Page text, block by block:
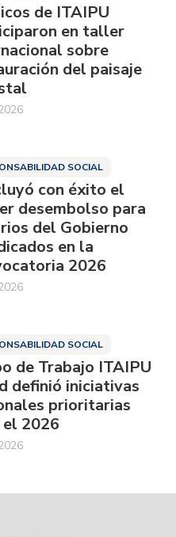
de ITAIPU
en taller
sobre
del paisaje
SOCIAL
con éxito el
desembolso para
del Gobierno
en la
2026
SOCIAL
de Trabajo ITAIPU
definió iniciativas
prioritarias
2026